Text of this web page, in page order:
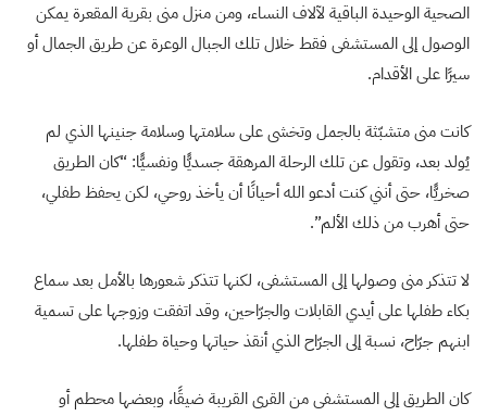
الصحية الوحيدة الباقية لآلاف النساء، ومن منزل منى بقرية المقعرة يمكن
الوصول إلى المستشفى فقط خلال تلك الجبال الوعرة عن طريق الجمال أو
سيرًا على الأقدام.
كانت منى متشبّثة بالجمل وتخشى على سلامتها وسلامة جنينها الذي لم
يُولد بعد، وتقول عن تلك الرحلة المرهقة جسديًّا ونفسيًّا: “كان الطريق
صخريًّا، حتى أنني كنت أدعو الله أحيانًا أن يأخذ روحي، لكن يحفظ طفلي،
حتى أهرب من ذلك الألم”.
لا تتذكر منى وصولها إلى المستشفى، لكنها تتذكر شعورها بالأمل بعد سماع
بكاء طفلها على أيدي القابلات والجرّاحين، وقد اتفقت وزوجها على تسمية
ابنهم جرّاح، نسبة إلى الجرّاح الذي أنقذ حياتها وحياة طفلها.
كان الطريق إلى المستشفى من القرى القريبة ضيقًا، وبعضها محطم أو